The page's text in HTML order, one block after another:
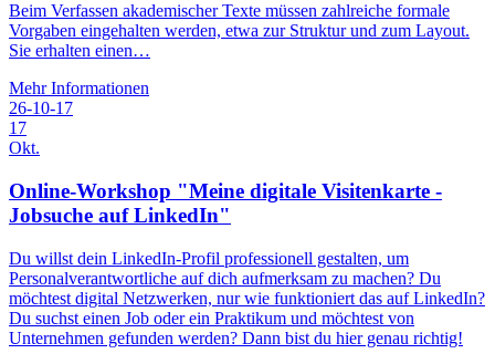
Beim Verfassen akademischer Texte müssen zahlreiche formale
Vorgaben eingehalten werden, etwa zur Struktur und zum Layout.
Sie erhalten einen…
Mehr Informationen
26-10-17
17
Okt.
Online-Workshop "Meine digitale Visitenkarte -
Jobsuche auf LinkedIn"
Du willst dein LinkedIn-Profil professionell gestalten, um
Personalverantwortliche auf dich aufmerksam zu machen? Du
möchtest digital Netzwerken, nur wie funktioniert das auf LinkedIn?
Du suchst einen Job oder ein Praktikum und möchtest von
Unternehmen gefunden werden? Dann bist du hier genau richtig!